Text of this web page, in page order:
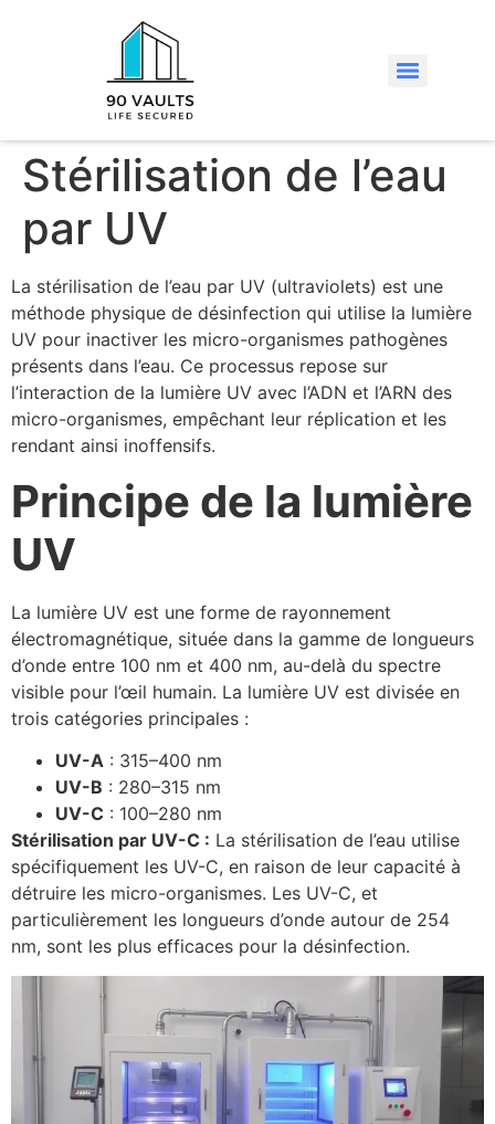
Stérilisation de l’eau
par UV
La stérilisation de l’eau par UV (ultraviolets) est une
méthode physique de désinfection qui utilise la lumière
UV pour inactiver les micro-organismes pathogènes
présents dans l’eau. Ce processus repose sur
l’interaction de la lumière UV avec l’ADN et l’ARN des
micro-organismes, empêchant leur réplication et les
rendant ainsi inoffensifs.
Principe de la lumière
UV
La lumière UV est une forme de rayonnement
électromagnétique, située dans la gamme de longueurs
d’onde entre 100 nm et 400 nm, au-delà du spectre
visible pour l’œil humain. La lumière UV est divisée en
trois catégories principales :
UV-A : 315–400 nm
UV-B : 280–315 nm
UV-C : 100–280 nm
Stérilisation par UV-C : La stérilisation de l’eau utilise
spécifiquement les UV-C, en raison de leur capacité à
détruire les micro-organismes. Les UV-C, et
particulièrement les longueurs d’onde autour de 254
nm, sont les plus efficaces pour la désinfection.